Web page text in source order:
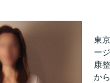
東
ー
康
か